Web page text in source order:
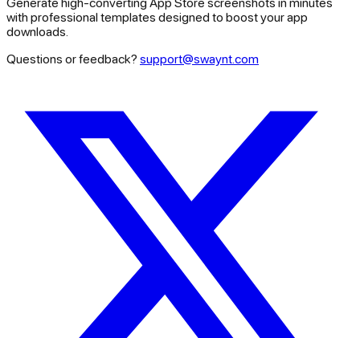
with professional templates designed to boost your app
downloads.
Questions or feedback? support@swaynt.com